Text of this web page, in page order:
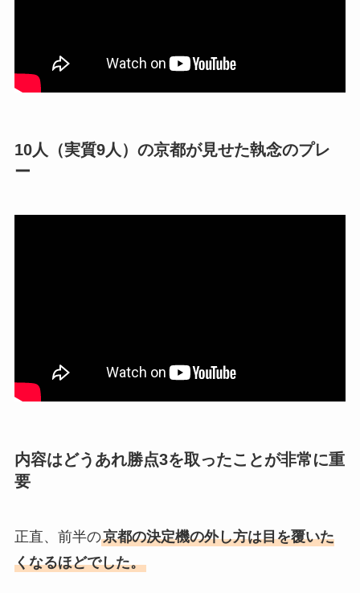
10人（実質9人）の京都が見せた執念のプレ
ー
内容はどうあれ勝点3を取ったことが非常に重
要
正直、前半の京都の決定機の外し方は目を覆いた
くなるほどでした。